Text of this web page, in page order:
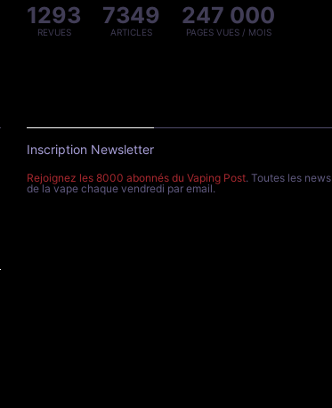
1293
REVUES
7349
ARTICLES
247 000
PAGES VUES / MOIS
Inscription Newsletter
Rejoignez les 8000 abonnés du Vaping Post. Toutes les news
de la vape chaque vendredi par email.